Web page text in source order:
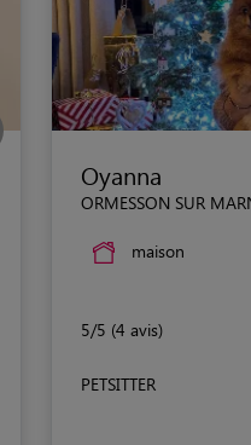
Oyanna
ORMESSON SUR
maison
5/5 (4 avis)
PETSITTER